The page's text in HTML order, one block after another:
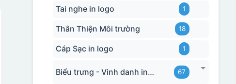
Tai nghe in logo 1
Thân Thiện Môi trường 18
Cáp Sạc in logo 1
Biểu trưng - Vinh danh in logo 67